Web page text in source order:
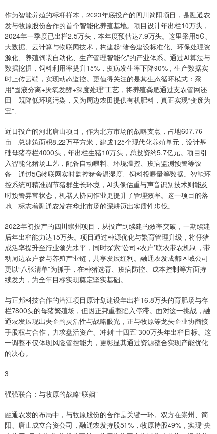
作为智能养殖的标杆样本，2023年底投产的四川简阳项目，是融通农
发与牧原股份合作的首个智能化养殖基地。项目设计年出栏10万头，
2024年一季度已出栏2.5万头，本年度预估达7.9万头。这里采用5G、
大数据、云计算与物联网技术，构建起“猪舍建设标准化、环保处理资
源化、养殖饲喂自动化、生产管理智能化”的产业体系。通过AI算法与
数据挖掘，饲料利用率提升15%，疫病发生率下降90%，生产数据实
时上传云端，实现动态监控。更值得关注的是其生态循环模式：采
用“固液分离+厌氧发酵+深度处理”工艺，将养殖粪肥通过支农管网还
田，既降低环境污染，又为周边农田提供有机肥料，真正实现“变废为
宝”。
近日投产的河北唐山项目，作为北方市场的战略支点，占地607.76
亩，总建筑面积8.22万平方米，建成125个现代化养殖单元，设计基
础母猪存栏4000头，年出栏生猪10万头，总投资约5.7亿元。项目引
入智能化猪场工艺，配备自动喂料、环境温控、疫病监测预警等设
备，通过5G物联网实时监控猪舍温湿度、饲料投喂量等数据。智能环
控系统可精准调节猪群生长环境，AI头像估重与声音识别技术则能及
时预警异常状态，机器人协同作业更提升了管理效率。这一项目的落
地，标志着融通农发在华北市场的深耕迈出实质性步伐。
2022年初投产的四川崇州项目，从投产到续建的效率突破，一期续建
后年出栏能力达15万头。项目通过种源优化与繁育管理升级，将仔猪
成活率提升至行业领先水平，同时探索“公司+农户”联农带农机制，带
动周边农户参与养殖产业链，共享发展红利。融通农发成都区域公司
更以“八张清单”为抓手，在种猪选育、疫病防控、成本控制等方面持
续发力，为全年目标实现奠定坚实基础。
与正邦科技合作的潜江项目原计划建设年出栏16.8万头的育肥场与存
栏7800头的母猪繁殖场，但因正邦重整陷入停滞。面对这一挑战，融
通农发展现出央企的灵活性与战略眼光，正与牧原等龙头企业协商接
手股权与合作，力求盘活资产、冲刺“十四五”300万头年出栏目标。这
一调整不仅体现风险管控能力，更彰显其通过资源整合实现产能优化
的决心。
3
强强联合：与牧原的战略“联姻”
融通农发的布局中，与牧原股份的合作是关键一环。双方在崇州、简
阳、唐山成立合资公司，融通农发持股51%，牧原持股49%，实现“央